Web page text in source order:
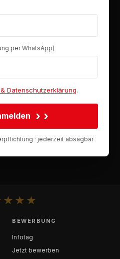
per WhatsApp)
& Datenschutzerklärung.
›
· jederzeit absagbar
★ ★ ★
BEWERBUNG
Infotag
Jetzt bewerben